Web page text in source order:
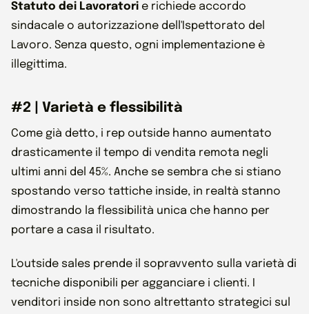
Statuto dei Lavoratori e richiede accordo
sindacale o autorizzazione dell'Ispettorato del
Lavoro. Senza questo, ogni implementazione è
illegittima.
#2 | Varietà e flessibilità
Come già detto, i rep outside hanno aumentato
drasticamente il tempo di vendita remota negli
ultimi anni del 45%. Anche se sembra che si stiano
spostando verso tattiche inside, in realtà stanno
dimostrando la flessibilità unica che hanno per
portare a casa il risultato.
L'outside sales prende il sopravvento sulla varietà di
tecniche disponibili per agganciare i clienti. I
venditori inside non sono altrettanto strategici sul